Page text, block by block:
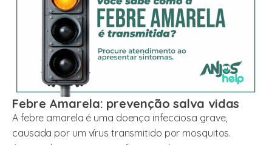
Febre Amarela: prevenção salva vidas
A febre amarela é uma doença infecciosa grave,
causada por um vírus transmitido por mosquitos.